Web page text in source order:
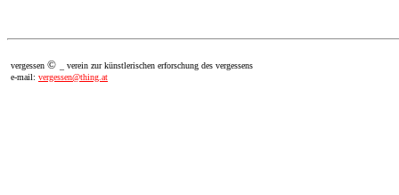
vergessen ©
_ verein zur künstlerischen erforschung des vergessens
e-mail: vergessen@thing.at